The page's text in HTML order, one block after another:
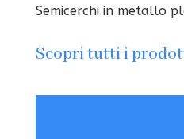
Semicerchi in metallo
Scopri tutti i